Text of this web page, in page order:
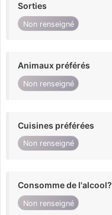
Sorties
Non renseigné
Animaux préférés
Non renseigné
Cuisines préférées
Non renseigné
Consomme de l'alcool?
Non renseigné